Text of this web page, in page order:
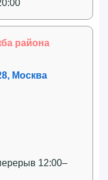
района
Москва
12:00–